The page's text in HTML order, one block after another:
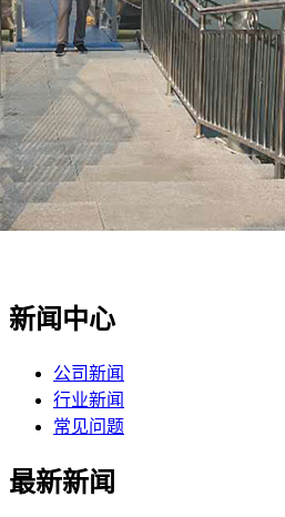
新闻中心
公司新闻
行业新闻
常见问题
最新新闻